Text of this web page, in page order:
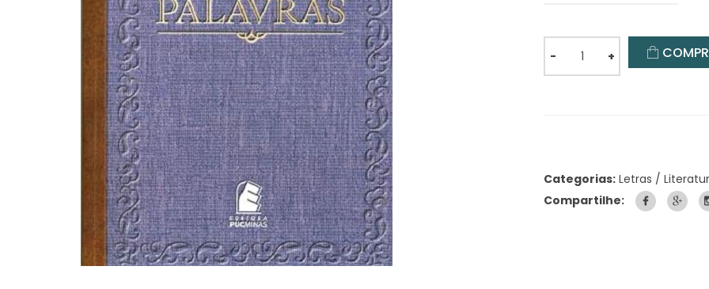
- +
Categorias: Letras /
Compartilhe: